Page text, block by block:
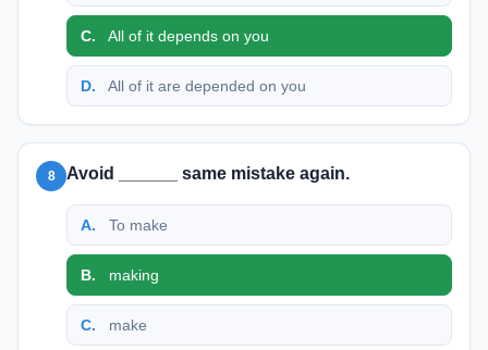
C. All of it depends on you
D. All of it are depended on you
8 Avoid ______ same mistake again.
A. To make
B. making
C. make